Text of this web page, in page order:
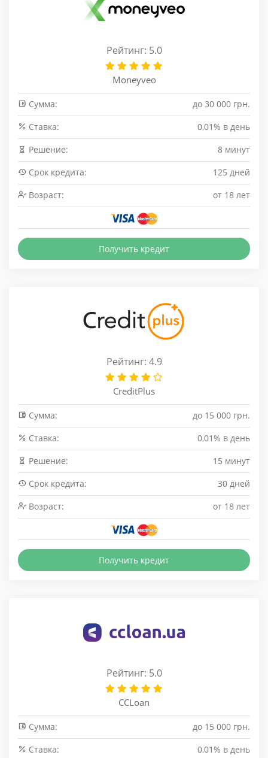
Рейтинг: 5.0
Moneyveo
Сумма:
до 30 000 грн.
Cтавка:
0,01% в день
Решение:
8 минут
Срок кредита:
125 дней
Возраст:
от 18 лет
Получить кредит
Рейтинг: 4.9
CreditPlus
Сумма:
до 15 000 грн.
Cтавка:
0,01% в день
Решение:
15 минут
Срок кредита:
30 дней
Возраст:
от 18 лет
Получить кредит
Рейтинг: 5.0
CCLoan
Сумма:
до 15 000 грн.
Cтавка:
0,01% в день